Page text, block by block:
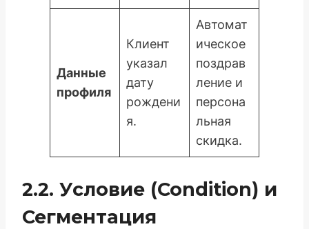
Данные
профиля
Клиент
указал
дату
рождени
я.
Автомат
ическое
поздрав
ление и
персона
льная
скидка.
2.2. Условие (Condition) и
Сегментация